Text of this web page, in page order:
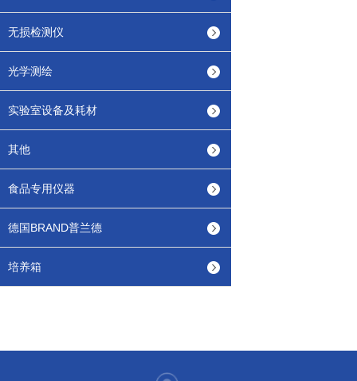
无损检测仪
光学测绘
实验室设备及耗材
其他
食品专用仪器
德国BRAND普兰德
培养箱